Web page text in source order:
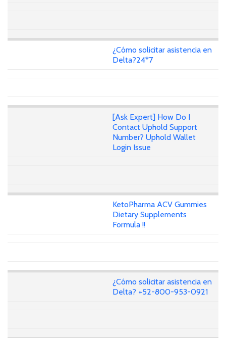
¿Cómo solicitar asistencia en
Delta?24*7
[Ask Expert] How Do I
Contact Uphold Support
Number? Uphold Wallet
Login Issue
KetoPharma ACV Gummies
Dietary Supplements
Formula !!
¿Cómo solicitar asistencia en
Delta? +52-800-953-0921